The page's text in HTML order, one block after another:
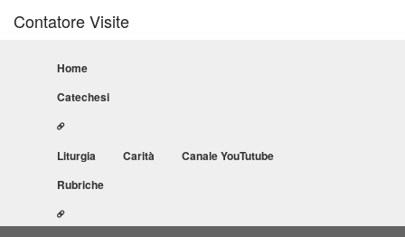
Contatore Visite
Home
Catechesi
Liturgia Carità
Canale YouTutube
Rubriche